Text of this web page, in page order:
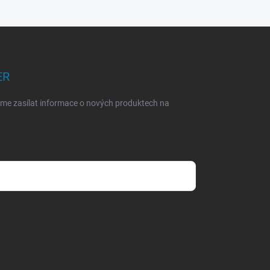
zasílat informace o nových produktech na